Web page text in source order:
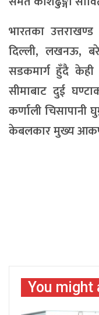
भारतका
दिल्ली, लखनऊ,
सडकमार्ग हुँदै केही
सीमाबाट दुई
कर्णाली चिसापानी
केबलकार मुख्य
You might